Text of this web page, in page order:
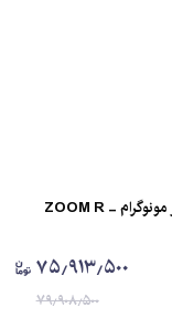
سینک تو کار مونوگرام - ZOOM R
۷۵٫۹۱۳٫۵۰۰
۷۹٫۹۰۸٫۵۰۰